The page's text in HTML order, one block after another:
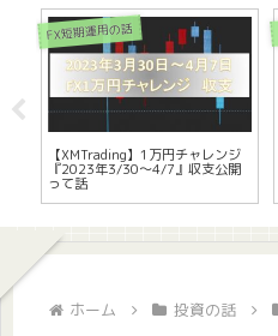
FX短期運用の話
【XMTrading】1万円チャレンジ
『2023年3/30～4/7』収支公開
って話
ホーム 投資の話